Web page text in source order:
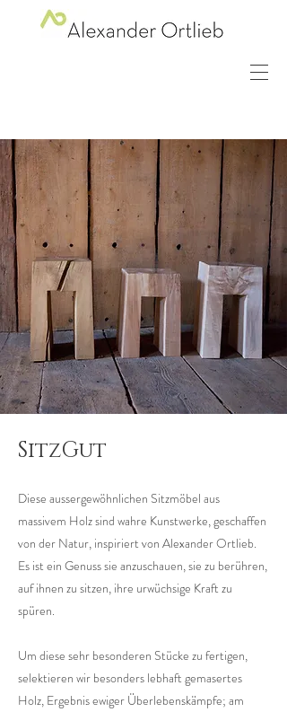
SitzGut
Diese aussergewöhnlichen Sitzmöbel aus
massivem Holz sind wahre Kunstwerke, geschaffen
von der Natur, inspiriert von Alexander Ortlieb.
Es ist ein Genuss sie anzuschauen, sie zu berühren,
auf ihnen zu sitzen, ihre urwüchsige Kraft zu
spüren.
Um diese sehr besonderen Stücke zu fertigen,
selektieren wir besonders lebhaft gemasertes
Holz, Ergebnis ewiger Überlebenskämpfe; am